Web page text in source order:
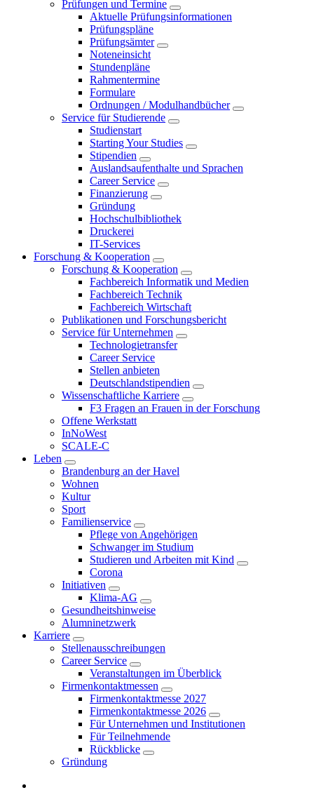
Prüfungen und Termine
Aktuelle Prüfungsinformationen
Prüfungspläne
Prüfungsämter
Noteneinsicht
Stundenpläne
Rahmentermine
Formulare
Ordnungen / Modulhandbücher
Service für Studierende
Studienstart
Starting Your Studies
Stipendien
Auslandsaufenthalte und Sprachen
Career Service
Finanzierung
Gründung
Hochschulbibliothek
Druckerei
IT-Services
Forschung & Kooperation
Forschung & Kooperation
Fachbereich Informatik und Medien
Fachbereich Technik
Fachbereich Wirtschaft
Publikationen und Forschungsbericht
Service für Unternehmen
Technologietransfer
Career Service
Stellen anbieten
Deutschlandstipendien
Wissenschaftliche Karriere
F3 Fragen an Frauen in der Forschung
Offene Werkstatt
InNoWest
SCALE-C
Leben
Brandenburg an der Havel
Wohnen
Kultur
Sport
Familienservice
Pflege von Angehörigen
Schwanger im Studium
Studieren und Arbeiten mit Kind
Corona
Initiativen
Klima-AG
Gesundheitshinweise
Alumninetzwerk
Karriere
Stellenausschreibungen
Career Service
Veranstaltungen im Überblick
Firmenkontaktmessen
Firmenkontaktmesse 2027
Firmenkontaktmesse 2026
Für Unternehmen und Institutionen
Für Teilnehmende
Rückblicke
Gründung